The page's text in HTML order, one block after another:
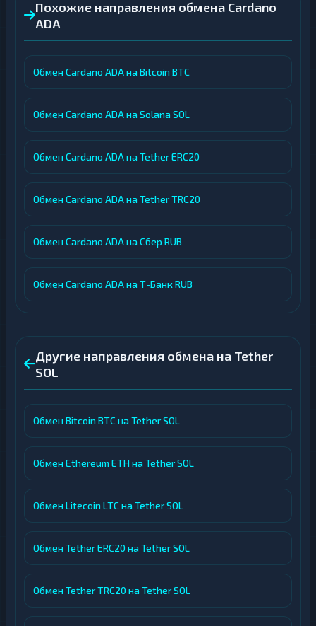
Похожие направления обмена Cardano
ADA
Обмен Cardano ADA на Bitcoin BTC
Обмен Cardano ADA на Solana SOL
Обмен Cardano ADA на Tether ERC20
Обмен Cardano ADA на Tether TRC20
Обмен Cardano ADA на Сбер RUB
Обмен Cardano ADA на Т-Банк RUB
Другие направления обмена на Tether
SOL
Обмен Bitcoin BTC на Tether SOL
Обмен Ethereum ETH на Tether SOL
Обмен Litecoin LTC на Tether SOL
Обмен Tether ERC20 на Tether SOL
Обмен Tether TRC20 на Tether SOL